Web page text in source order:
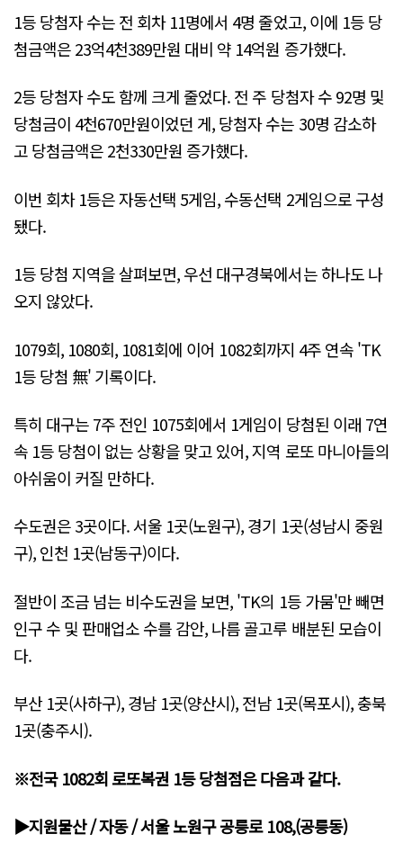
1등 당첨자 수는 전 회차 11명에서 4명 줄었고, 이에 1등 당
첨금액은 23억4천389만원 대비 약 14억원 증가했다.
2등 당첨자 수도 함께 크게 줄었다. 전 주 당첨자 수 92명 및
당첨금이 4천670만원이었던 게, 당첨자 수는 30명 감소하
고 당첨금액은 2천330만원 증가했다.
이번 회차 1등은 자동선택 5게임, 수동선택 2게임으로 구성
됐다.
1등 당첨 지역을 살펴보면, 우선 대구경북에서는 하나도 나
오지 않았다.
1079회, 1080회, 1081회에 이어 1082회까지 4주 연속 'TK
1등 당첨 無' 기록이다.
특히 대구는 7주 전인 1075회에서 1게임이 당첨된 이래 7연
속 1등 당첨이 없는 상황을 맞고 있어, 지역 로또 마니아들의
아쉬움이 커질 만하다.
수도권은 3곳이다. 서울 1곳(노원구), 경기 1곳(성남시 중원
구), 인천 1곳(남동구)이다.
절반이 조금 넘는 비수도권을 보면, 'TK의 1등 가뭄'만 빼면
인구 수 및 판매업소 수를 감안, 나름 골고루 배분된 모습이
다.
부산 1곳(사하구), 경남 1곳(양산시), 전남 1곳(목포시), 충북
1곳(충주시).
※전국 1082회 로또복권 1등 당첨점은 다음과 같다.
▶지원물산 / 자동 / 서울 노원구 공릉로 108,(공릉동)